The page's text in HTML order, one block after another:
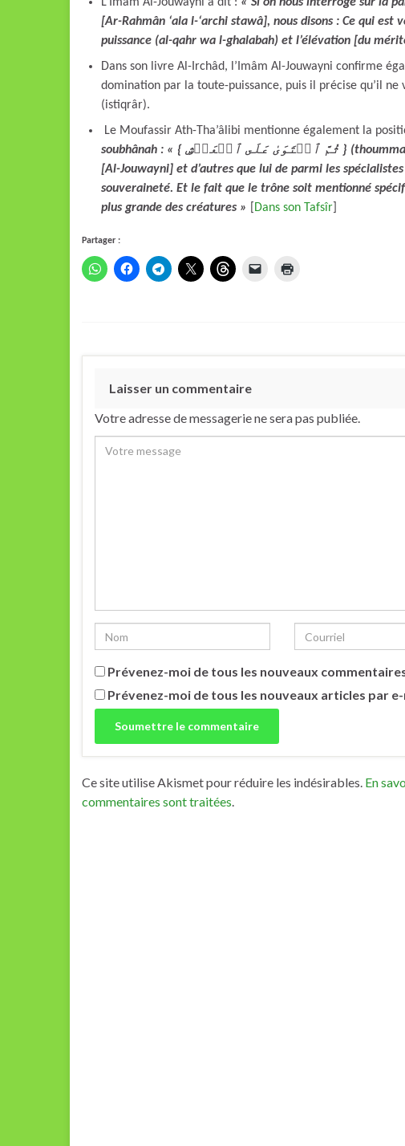
[Ar-Rahmân ‘ala l-‘archi stawâ], nous disons : Ce qui
puissance (al-qahr wa l-ghalabah) et l’élévation [du
Dans son livre Al-Irchâd, l’Imâm Al-Jouwayni confirme
domination par la toute-puissance, puis il précise qu’il ne
(istiqrâr).
Le Moufassir Ath-Tha’âlibi mentionne également la
soubhânah : « { ثُمَّ ٱسۡتَوَىٰ عَلَى ٱلۡعَرۡشِ } (thoumma stawâ ’ala l-’arch) » signifie d’après Abou l-Ma’âli
[Al-Jouwayni] et d’autres que lui de parmi les
souveraineté. Et le fait que le trône soit mentionné
plus grande des créatures »
Dans son Tafsîr
Partager :
Laisser un commentaire
Votre adresse de messagerie ne sera pas publiée.
Prévenez-moi de tous les nouveaux
Prévenez-moi de tous les nouveaux articles par
Ce site utilise Akismet pour réduire les indésirables. En
commentaires sont traitées.